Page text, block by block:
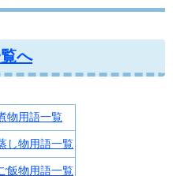
へ
物用語一覧
し物用語一覧
飯物用語一覧